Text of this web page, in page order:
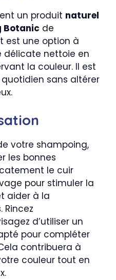
un produit naturel
Botanic de
est une option à
délicate nettoie en
la couleur. Il est
sans altérer
votre shampoing,
les bonnes
le cuir
pour stimuler la
aider à la
d’utiliser un
pour compléter
contribuera à
couleur tout en